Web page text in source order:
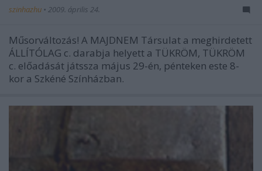
szinhazhu • 2009. április 24.
Műsorváltozás! A MAJDNEM Társulat a meghirdetett
ÁLLÍTÓLAG c. darabja helyett a TÜKRÖM, TÜKRÖM
c. előadását játssza május 29-én, pénteken este 8-
kor a Szkéné Színházban.